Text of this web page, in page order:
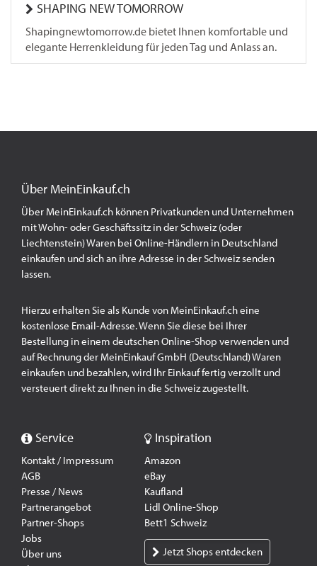
SHAPING NEW TOMORROW
Shapingnewtomorrow.de bietet Ihnen komfortable und
elegante Herrenkleidung für jeden Tag und Anlass an.
Über MeinEinkauf.ch
Über MeinEinkauf.ch können Privatkunden und Unternehmen
mit Wohn- oder Geschäftssitz in der Schweiz (oder
Liechtenstein) Waren bei Online-Händlern in Deutschland
einkaufen und sich an ihre Adresse in der Schweiz senden
lassen.
Hierzu erhalten Sie als Kunde von MeinEinkauf.ch eine
kostenlose Email-Adresse. Wenn Sie diese bei Ihrer
Bestellung in einem deutschen Online-Shop verwenden und
auf Rechnung der MeinEinkauf GmbH (Deutschland) Waren
einkaufen und bezahlen, wird Ihr Einkauf fertig verzollt und
versteuert direkt zu Ihnen in die Schweiz zugestellt.
Service
Kontakt / Impressum
AGB
Presse / News
Partnerangebot
Partner-Shops
Jobs
Über uns
Inspiration
Amazon
eBay
Kaufland
Lidl Online-Shop
Bett1 Schweiz
Jetzt Shops entdecken